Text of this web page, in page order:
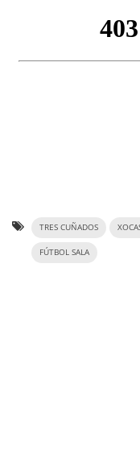
TRES CUÑADOS
FÚTBOL SALA